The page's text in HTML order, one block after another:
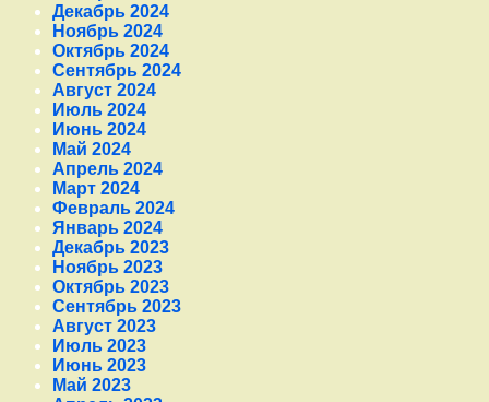
Декабрь 2024
Ноябрь 2024
Октябрь 2024
Сентябрь 2024
Август 2024
Июль 2024
Июнь 2024
Май 2024
Апрель 2024
Март 2024
Февраль 2024
Январь 2024
Декабрь 2023
Ноябрь 2023
Октябрь 2023
Сентябрь 2023
Август 2023
Июль 2023
Июнь 2023
Май 2023